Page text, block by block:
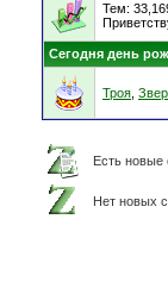
Тем:
Сегодня день
Троя
Есть новые
Нет новых